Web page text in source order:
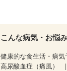
こんな病気・お悩
健康的な食生活・病気
高尿酸血症（痛風）